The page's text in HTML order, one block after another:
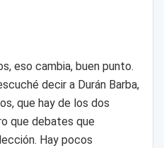
eso cambia, buen punto.
decir a Durán Barba,
que hay de los dos
que debates que
Hay pocos